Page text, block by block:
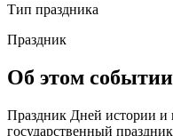
Тип праздника
Праздник
Об этом событии
Праздник Дней истории
государственный